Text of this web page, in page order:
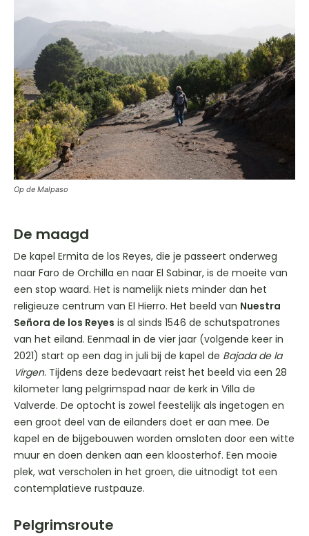
Op de Malpaso
De maagd
De kapel Ermita de los Reyes, die je passeert onderweg
naar Faro de Orchilla en naar El Sabinar, is de moeite van
een stop waard. Het is namelijk niets minder dan het
religieuze centrum van El Hierro. Het beeld van Nuestra
Señora de los Reyes is al sinds 1546 de schutspatrones
van het eiland. Eenmaal in de vier jaar (volgende keer in
2021) start op een dag in juli bij de kapel de Bajada de la
Virgen. Tijdens deze bedevaart reist het beeld via een 28
kilometer lang pelgrimspad naar de kerk in Villa de
Valverde. De optocht is zowel feestelijk als ingetogen en
een groot deel van de eilanders doet er aan mee. De
kapel en de bijgebouwen worden omsloten door een witte
muur en doen denken aan een kloosterhof. Een mooie
plek, wat verscholen in het groen, die uitnodigt tot een
contemplatieve rustpauze.
Pelgrimsroute